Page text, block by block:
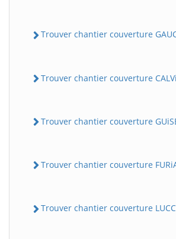
Trouver chantier couverture
Trouver chantier couverture CALVi
Trouver chantier couverture
Trouver chantier couverture
Trouver chantier couverture